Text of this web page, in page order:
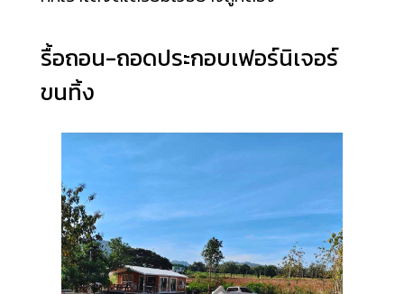
รื้อถอน-ถอดประกอบเฟอร์นิเจอร์
ขนทิ้ง